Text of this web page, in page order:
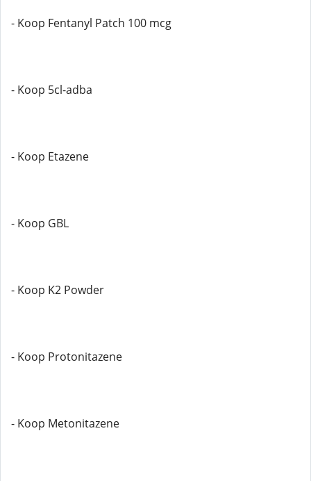
- Koop Fentanyl Patch 100 mcg
- Koop 5cl-adba
- Koop Etazene
- Koop GBL
- Koop K2 Powder
- Koop Protonitazene
- Koop Metonitazene